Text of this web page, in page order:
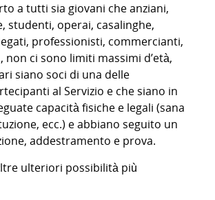
a tutti sia giovani che anziani,
studenti, operai, casalinghe,
professionisti, commercianti,
non ci sono limiti massimi d’età,
siano soci di una delle
al Servizio e che siano in
capacità fisiche e legali (sana
ecc.) e abbiano seguito un
addestramento e prova.
ulteriori possibilità più